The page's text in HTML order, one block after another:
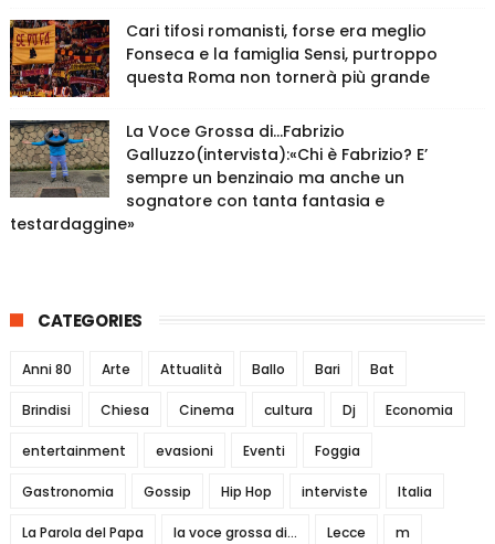
Cari tifosi romanisti, forse era meglio
Fonseca e la famiglia Sensi, purtroppo
questa Roma non tornerà più grande
La Voce Grossa di…Fabrizio
Galluzzo(intervista):«Chi è Fabrizio? E’
sempre un benzinaio ma anche un
sognatore con tanta fantasia e
testardaggine»
CATEGORIES
Anni 80 Arte Attualità Ballo Bari Bat
Brindisi Chiesa Cinema cultura Dj Economia
entertainment evasioni Eventi Foggia
Gastronomia Gossip Hip Hop interviste Italia
La Parola del Papa la voce grossa di... Lecce m